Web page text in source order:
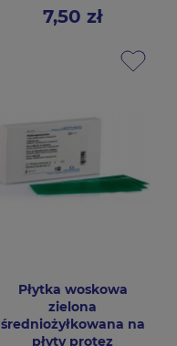
7,50 zł
Płytka woskowa
zielona
średniożyłkowana na
płyty protez